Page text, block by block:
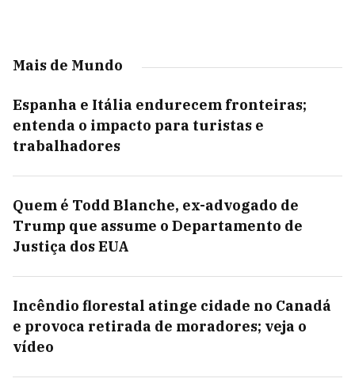
Mais de Mundo
Espanha e Itália endurecem fronteiras;
entenda o impacto para turistas e
trabalhadores
Quem é Todd Blanche, ex-advogado de
Trump que assume o Departamento de
Justiça dos EUA
Incêndio florestal atinge cidade no Canadá
e provoca retirada de moradores; veja o
vídeo